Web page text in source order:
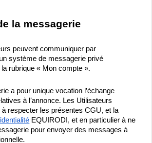
la messagerie
peuvent communiquer par
système de messagerie privé
rubrique « Mon compte ».
a pour unique vocation l’échange
à l’annonce. Les Utilisateurs
à respecter les présentes CGU, et la
EQUIRODI, et en particulier à ne
pour envoyer des messages à